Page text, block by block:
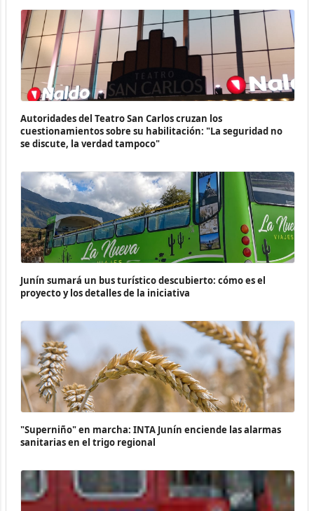
Autoridades del Teatro San Carlos cruzan los
cuestionamientos sobre su habilitación: "La seguridad no
se discute, la verdad tampoco"
Junín sumará un bus turístico descubierto: cómo es el
proyecto y los detalles de la iniciativa
"Superniño" en marcha: INTA Junín enciende las alarmas
sanitarias en el trigo regional